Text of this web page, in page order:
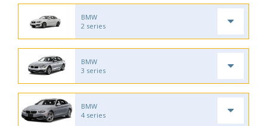
BMW
2 series
BMW
3 series
BMW
4 series